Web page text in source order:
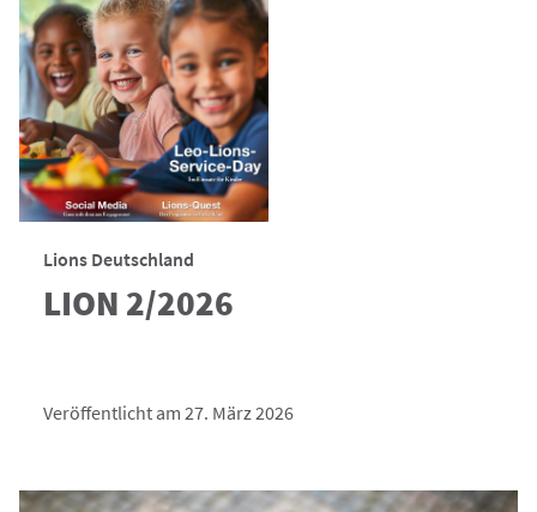
Lions Deutschland
LION 2/2026
Veröffentlicht am 27. März 2026